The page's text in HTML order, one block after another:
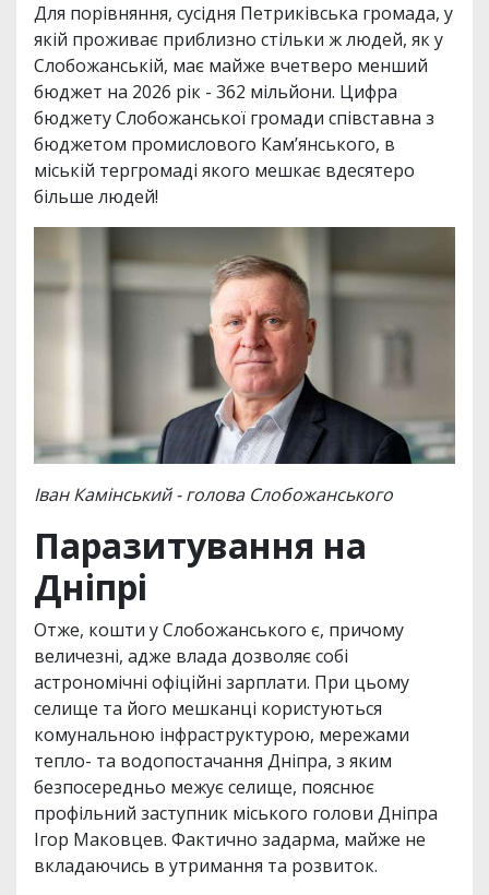
Для порівняння, сусідня Петриківська громада, у
якій проживає приблизно стільки ж людей, як у
Слобожанській, має майже вчетверо менший
бюджет на 2026 рік - 362 мільйони. Цифра
бюджету Слобожанської громади співставна з
бюджетом промислового Камʼянського, в
міській тергромаді якого мешкає вдесятеро
більше людей!
Іван Камінський - голова Слобожанського
Паразитування на
Дніпрі
Отже, кошти у Слобожанського є, причому
величезні, адже влада дозволяє собі
астрономічні офіційні зарплати. При цьому
селище та його мешканці користуються
комунальною інфраструктурою, мережами
тепло- та водопостачання Дніпра, з яким
безпосередньо межує селище, пояснює
профільний заступник міського голови Дніпра
Ігор Маковцев. Фактично задарма, майже не
вкладаючись в утримання та розвиток.